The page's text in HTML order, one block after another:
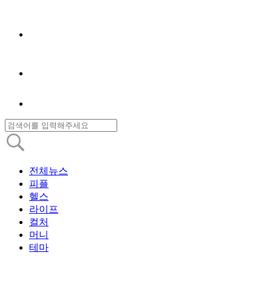
전체뉴스
피플
헬스
라이프
컬처
머니
테마